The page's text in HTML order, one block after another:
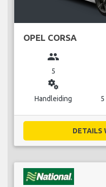
OPEL CORSA
group
5
miscellaneous_services
Handleiding 5
DETAILS